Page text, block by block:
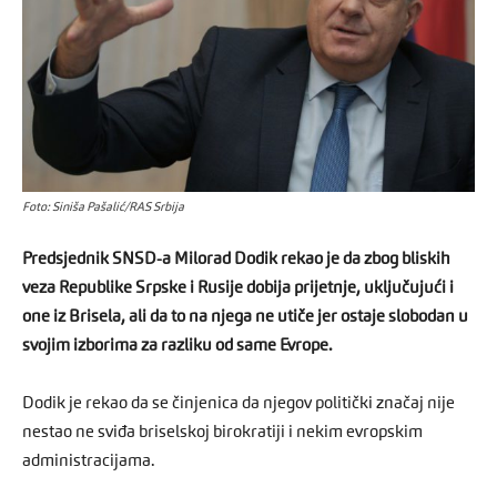
Foto: Siniša Pašalić/RAS Srbija
Predsjednik SNSD-a Milorad Dodik rekao je da zbog bliskih
veza Republike Srpske i Rusije dobija prijetnje, uključujući i
one iz Brisela, ali da to na njega ne utiče jer ostaje slobodan u
svojim izborima za razliku od same Evrope.
Dodik je rekao da se činjenica da njegov politički značaj nije
nestao ne sviđa briselskoj birokratiji i nekim evropskim
administracijama.